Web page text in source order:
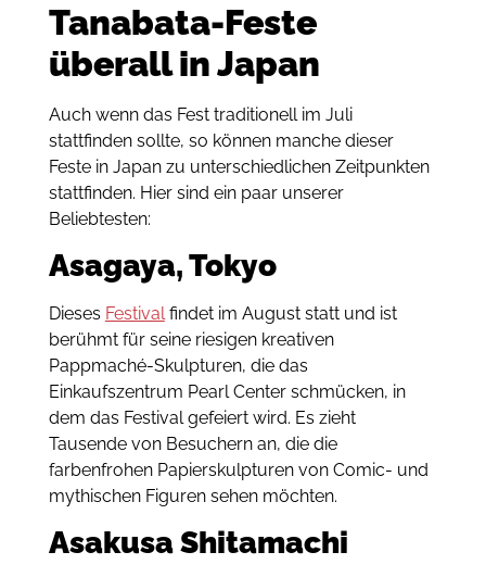
Tanabata-Feste
überall in Japan
Auch wenn das Fest traditionell im Juli
stattfinden sollte, so können manche dieser
Feste in Japan zu unterschiedlichen Zeitpunkten
stattfinden. Hier sind ein paar unserer
Beliebtesten:
Asagaya, Tokyo
Dieses Festivalfindet im August statt und ist
berühmt für seine riesigen kreativen
Pappmaché-Skulpturen, die das
Einkaufszentrum Pearl Center schmücken, in
dem das Festival gefeiert wird. Es zieht
Tausende von Besuchern an, die die
farbenfrohen Papierskulpturen von Comic- und
mythischen Figuren sehen möchten.
Asakusa Shitamachi